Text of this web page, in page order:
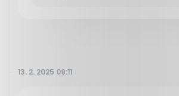
13. 2. 2025 09:11